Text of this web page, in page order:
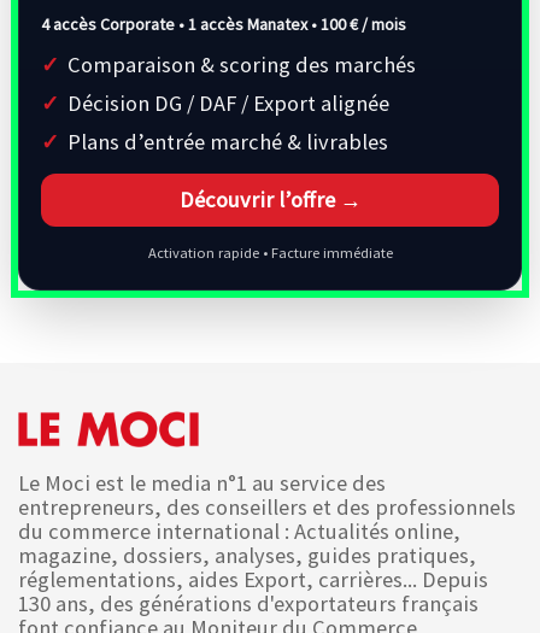
4 accès Corporate • 1 accès Manatex •100 € / mois
Comparaison & scoring des marchés
Décision DG / DAF / Export alignée
Plans d’entrée marché & livrables
Découvrir l’offre →
Activation rapide • Facture immédiate
Le Moci est le media n°1 au service des
entrepreneurs, des conseillers et des professionnels
du commerce international : Actualités online,
magazine, dossiers, analyses, guides pratiques,
réglementations, aides Export, carrières... Depuis
130 ans, des générations d'exportateurs français